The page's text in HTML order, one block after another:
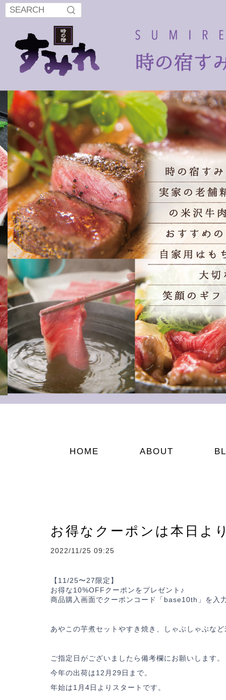
HOME ABOUT
お得なクーポンは本日よ
2022/11/25 09:25
【11/25〜27限定】
お得な10%OFFクーポンをプレゼント♪
商品購入画面でクーポンコード「base10th」を入
あやこの芋煮セットやすき焼き、しゃぶしゃぶな
ご指定日がございましたら備考欄にお願いします。
今年の出荷は12月29日まで。
年始は1月4日よりスタートです。